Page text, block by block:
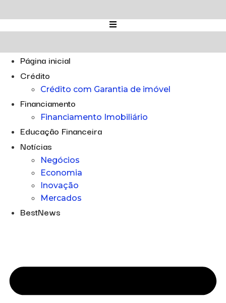
para
o
Página inicial
Crédito
Crédito com Garantia de imóvel
Financiamento
Financiamento Imobiliário
Educação Financeira
Notícias
Negócios
Economia
Inovação
Mercados
BestNews